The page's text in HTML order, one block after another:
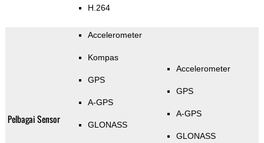
H.264
Pelbagai Sensor
Accelerometer
Kompas
GPS
A-GPS
GLONASS
Accelerometer
GPS
A-GPS
GLONASS